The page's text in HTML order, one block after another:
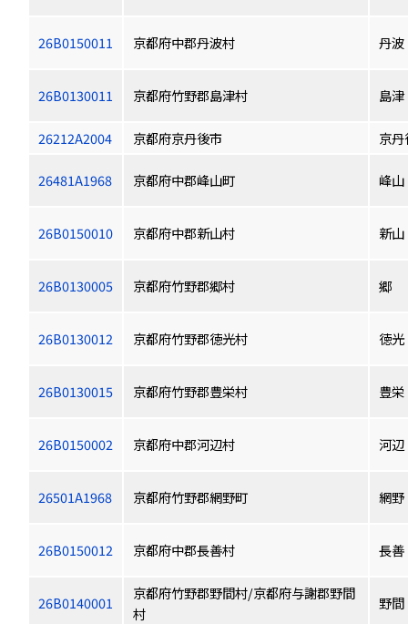
26B0150011 京都府中郡丹波村 丹波
26B0130011 京都府竹野郡島津村 島津
26212A2004 京都府京丹後市 京丹
26481A1968 京都府中郡峰山町 峰山
26B0150010 京都府中郡新山村 新山
26B0130005 京都府竹野郡郷村 郷
26B0130012 京都府竹野郡徳光村 徳光
26B0130015 京都府竹野郡豊栄村 豊栄
26B0150002 京都府中郡河辺村 河辺
26501A1968 京都府竹野郡網野町 網野
26B0150012 京都府中郡長善村 長善
26B0140001
京都府竹野郡野間村/京都府与謝郡野間
村
野間